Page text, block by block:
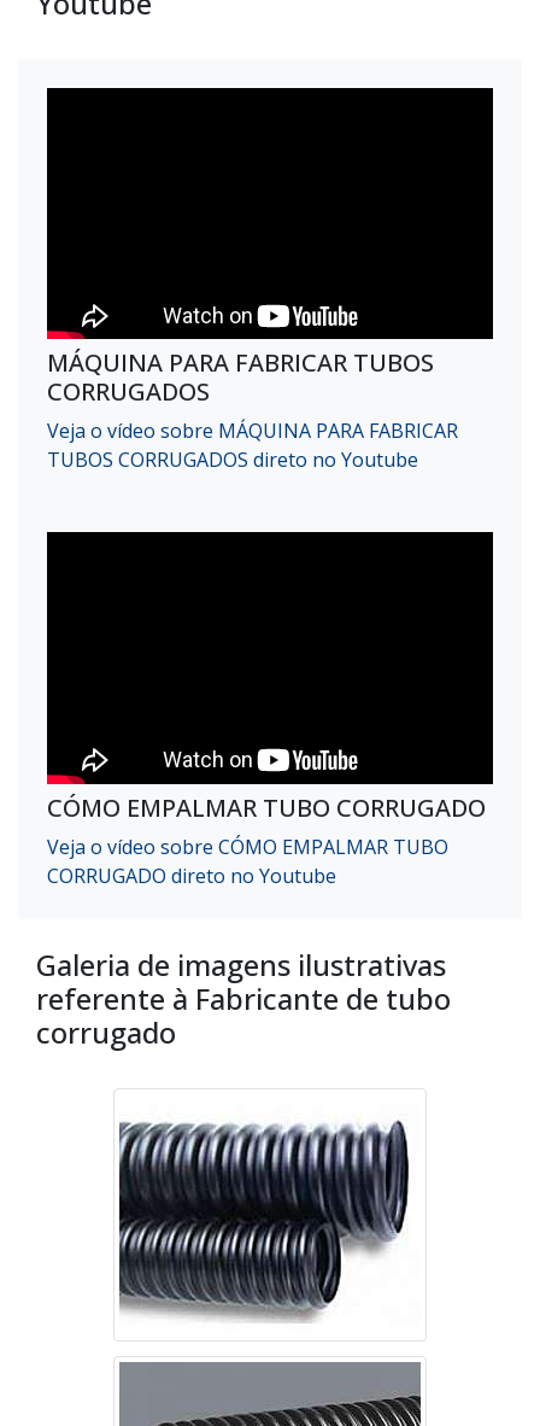
MÁQUINA PARA FABRICAR TUBOS
CORRUGADOS
Veja o vídeo sobre MÁQUINA PARA FABRICAR
TUBOS CORRUGADOS direto no Youtube
CÓMO EMPALMAR TUBO CORRUGADO
Veja o vídeo sobre CÓMO EMPALMAR TUBO
CORRUGADO direto no Youtube
Galeria de imagens ilustrativas
referente à Fabricante de tubo
corrugado